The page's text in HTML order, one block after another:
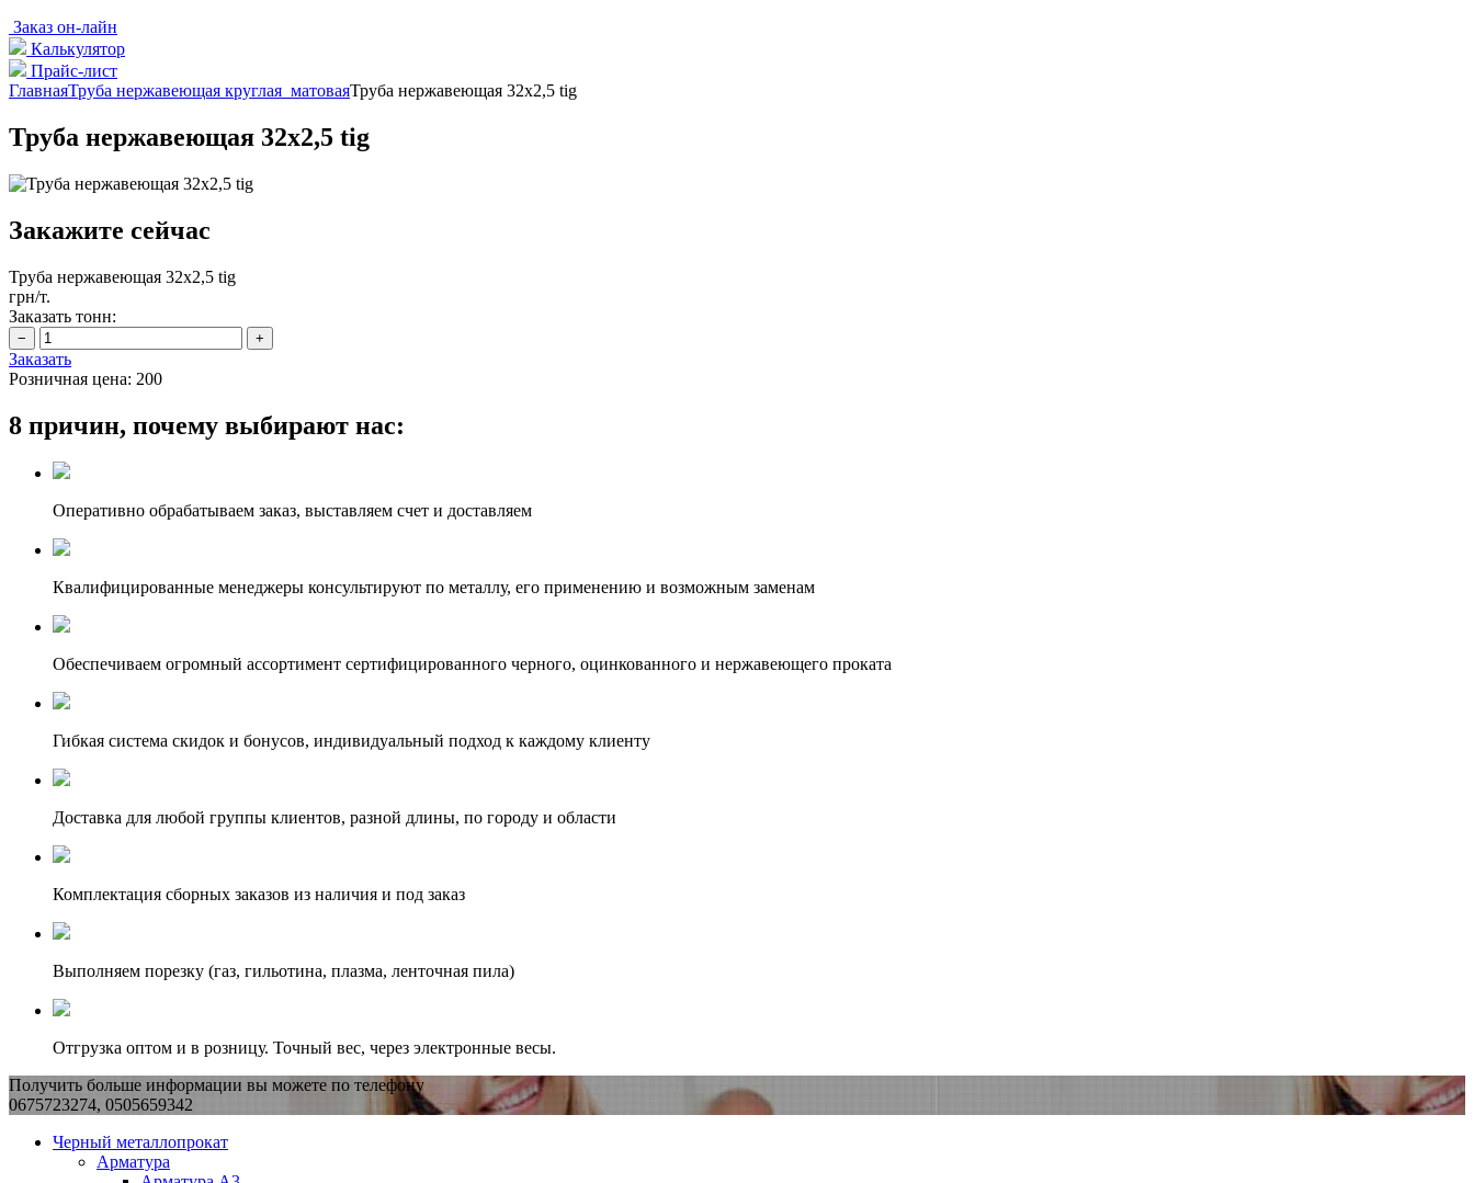
Заказ он-лайн
Калькулятор
Прайс-лист
ГлавнаяТруба нержавеющая круглая матоваяТруба нержавеющая 32х2,5 tig
Труба нержавеющая 32х2,5 tig
Закажите сейчас
Труба нержавеющая 32х2,5 tig
грн/т.
Заказать тонн:
Заказать
Розничная цена: 200
8 причин, почему выбирают нас:
Оперативно обрабатываем заказ, выставляем счет и доставляем
Квалифицированные менеджеры консультируют по металлу, его применению и возможным заменам
Обеспечиваем огромный ассортимент сертифицированного черного, оцинкованного и нержавеющего проката
Гибкая система скидок и бонусов, индивидуальный подход к каждому клиенту
Доставка для любой группы клиентов, разной длины, по городу и области
Комплектация сборных заказов из наличия и под заказ
Выполняем порезку (газ, гильотина, плазма, ленточная пила)
Отгрузка оптом и в розницу. Точный вес, через электронные весы.
Получить больше информации вы можете по телефону
0675723274, 0505659342
Черный металлопрокат
Арматура